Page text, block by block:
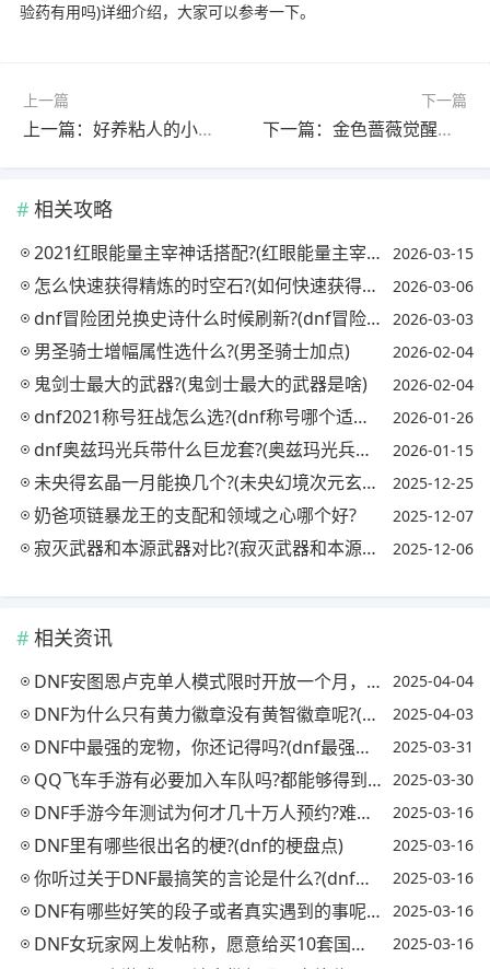
验药有用吗)详细介绍，大家可以参考一下。
上一篇
上一篇：好养粘人的小型宠物?(好养粘人的小型宠物有哪些)
下一篇
下一篇：金色蔷薇觉醒需要多少王者之石?(金色蔷薇多少点券)
相关攻略
2021红眼能量主宰神话搭配?(红眼能量主宰怎么搭配首饰和防具) 2026-03-15
怎么快速获得精炼的时空石?(如何快速获得精炼的时空石) 2026-03-06
dnf冒险团兑换史诗什么时候刷新?(dnf冒险团换什么划算) 2026-03-03
男圣骑士增幅属性选什么?(男圣骑士加点) 2026-02-04
鬼剑士最大的武器?(鬼剑士最大的武器是啥) 2026-02-04
dnf2021称号狂战怎么选?(dnf称号哪个适合狂战) 2026-01-26
dnf奥兹玛光兵带什么巨龙套?(奥兹玛光兵巨龙要哪一套) 2026-01-15
未央得玄晶一月能换几个?(未央幻境次元玄晶) 2025-12-25
奶爸项链暴龙王的支配和领域之心哪个好? 2025-12-07
寂灭武器和本源武器对比?(寂灭武器和本源武器对比哪个好) 2025-12-06
相关资讯
DNF安图恩卢克单人模式限时开放一个月，你怎么看?(dnf安图恩和卢克在哪) 2025-04-04
DNF为什么只有黄力徽章没有黄智徽章呢?(dnf黄力徽章能合成得到吗) 2025-04-03
DNF中最强的宠物，你还记得吗?(dnf最强宠物排行榜) 2025-03-31
QQ飞车手游有必要加入车队吗?都能够得到些啥，有没有特别的?(qq飞车加入车队利与弊) 2025-03-30
DNF手游今年测试为何才几十万人预约?难道还比不上qq飞车?还是大家都累了? 2025-03-16
DNF里有哪些很出名的梗?(dnf的梗盘点) 2025-03-16
你听过关于DNF最搞笑的言论是什么?(dnf搞笑语录) 2025-03-16
DNF有哪些好笑的段子或者真实遇到的事呢?(dnf的一些笑话段子) 2025-03-16
DNF女玩家网上发帖称，愿意给买10套国庆套，找个老实人接盘，对此你怎么看? 2025-03-16